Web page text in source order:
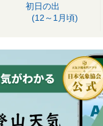
初日の出
(12～1月頃)